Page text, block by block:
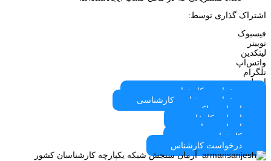
اشتراک گذاری توسط:
فیسبوک
توییتر
لینکدین
واتس‌اپ
تلگرام
ایمیل
درخواست کارشناس رسمی
درخواست مشاوره کارشناسی
ارزیابی ملک
ارزیابی کارخانه
ارزیابی سهام
کارشناسی بیمه
درخواست کارشناس
آرمان سنجش شبکه یکپارچه کارشناسان کشور